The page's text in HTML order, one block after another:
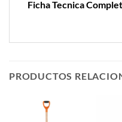
Ficha Tecnica
PRODUCTOS